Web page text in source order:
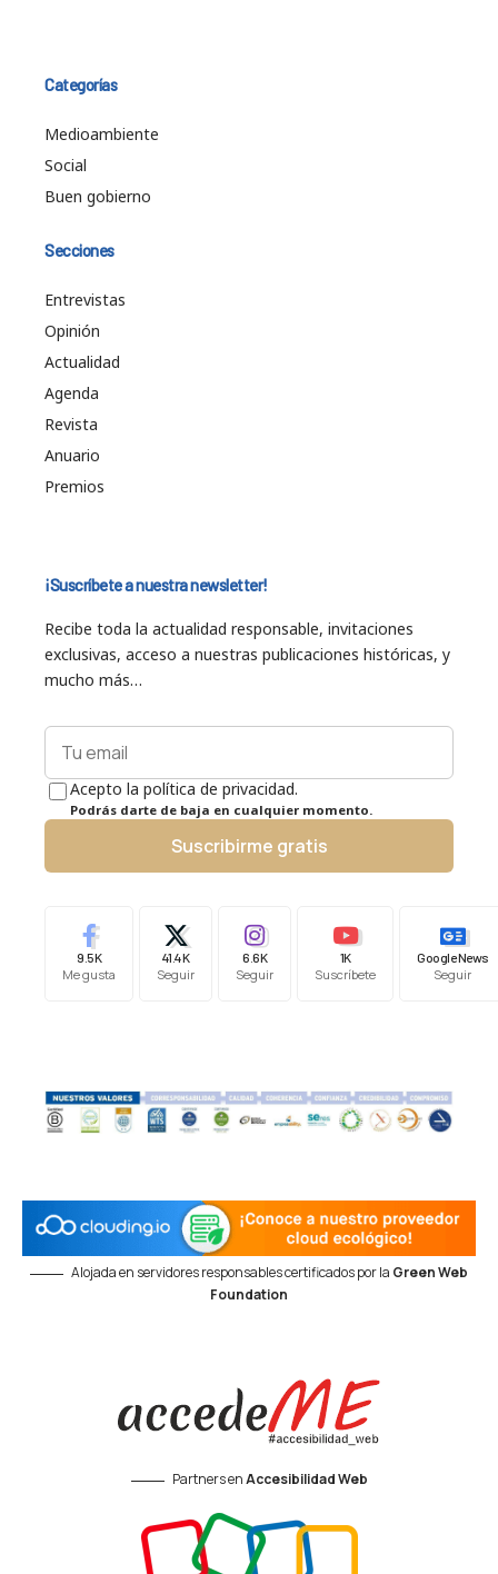
Categorías
Medioambiente
Social
Buen gobierno
Secciones
Entrevistas
Opinión
Actualidad
Agenda
Revista
Anuario
Premios
¡Suscríbete a nuestra newsletter!
Recibe toda la actualidad responsable, invitaciones
exclusivas, acceso a nuestras publicaciones históricas, y
mucho más…
Acepto la política de privacidad.
Podrás darte de baja en cualquier momento.
Suscribirme gratis
9.5K
Me gusta
41.4K
Seguir
6.6K
Seguir
1K
Suscríbete
Google News
Seguir
Alojada en servidores responsables certificados por la Green Web
Foundation
Partners enAccesibilidad Web